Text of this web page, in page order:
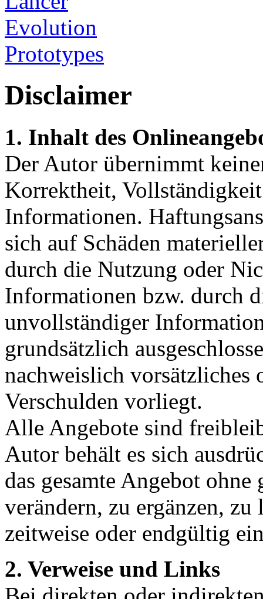
Disclaimer
1. Inhalt des
Der Autor übernimmt
Korrektheit,
Informationen.
sich auf Schäden
durch die Nutzung oder
Informationen bzw. durch
unvollständiger
grundsätzlich
nachweislich vorsätzliches
Verschulden vorliegt.
Alle Angebote sind
Autor behält es sich
das gesamte Angebot
verändern, zu ergänzen,
zeitweise oder endgültig
2. Verweise und Links